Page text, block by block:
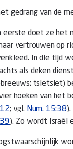
gedrang van de
eerste doet ze het
vertrouwen op
In die tijd
als deken
tsietsiet)
hoeken van het
; vgl. Num. 15:38).
). Zo wordt Israël